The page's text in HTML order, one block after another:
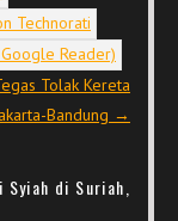
Tolak Kereta
Bandung →
di Suriah,